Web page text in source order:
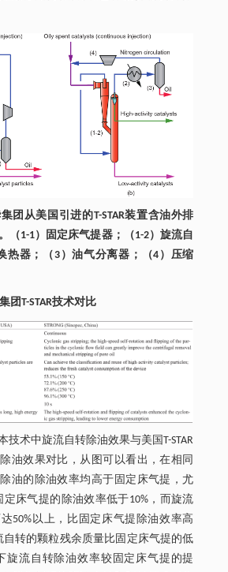
团从美国引进的T-STAR装置含油外排
（1-1）固定床气提器；（1-2）旋流自
热器；（3）油气分离器；（4）压缩
T-STAR技术对比
技术中旋流自转除油效果与美国T-STAR
油效果对比，从图可以看出，在相同
油的除油效率均高于固定床气提，尤
床气提的除油效率低于10%，而旋流
50%以上，比固定床气提除油效率高
自转的颗粒残余质量比固定床气提的低
旋流自转除油效率较固定床气提的提